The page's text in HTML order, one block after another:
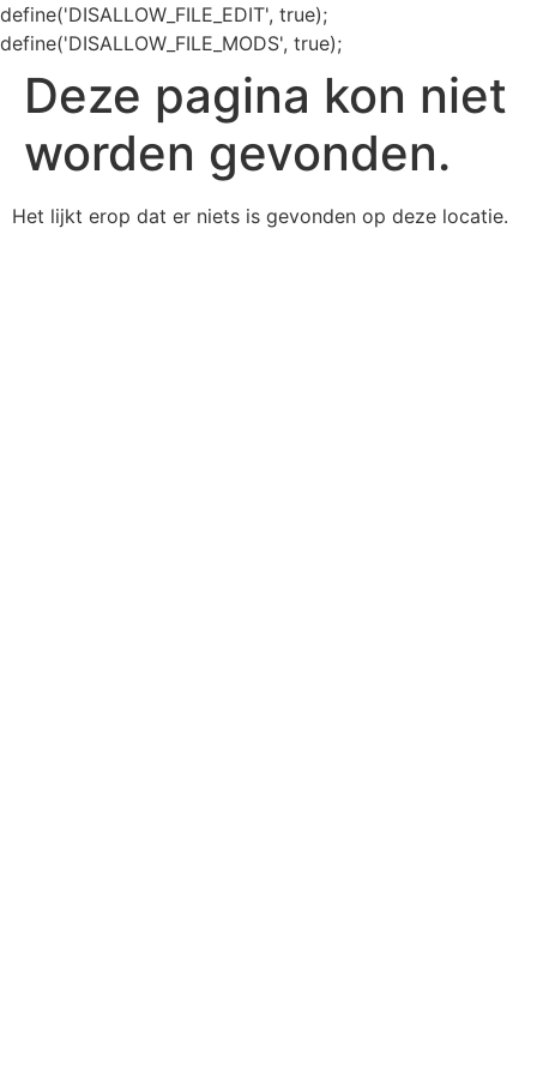
define('DISALLOW_FILE_EDIT', true);
define('DISALLOW_FILE_MODS', true);
Deze pagina kon niet
worden gevonden.
Het lijkt erop dat er niets is gevonden op deze locatie.